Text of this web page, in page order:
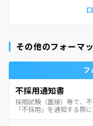
その他のフォーマ
フ
不採用通知書
採用試験（面接）等で、
「不採用」を通知する際に